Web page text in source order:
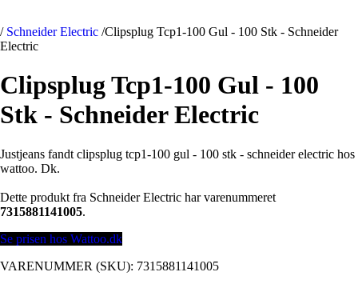
/ Schneider Electric /Clipsplug Tcp1-100 Gul - 100 Stk - Schneider
Electric
Clipsplug Tcp1-100 Gul - 100
Stk - Schneider Electric
Justjeans fandt clipsplug tcp1-100 gul - 100 stk - schneider electric hos
wattoo. Dk.
Dette produkt fra Schneider Electric har varenummeret
7315881141005.
Se prisen hos Wattoo.dk
VARENUMMER (SKU): 7315881141005